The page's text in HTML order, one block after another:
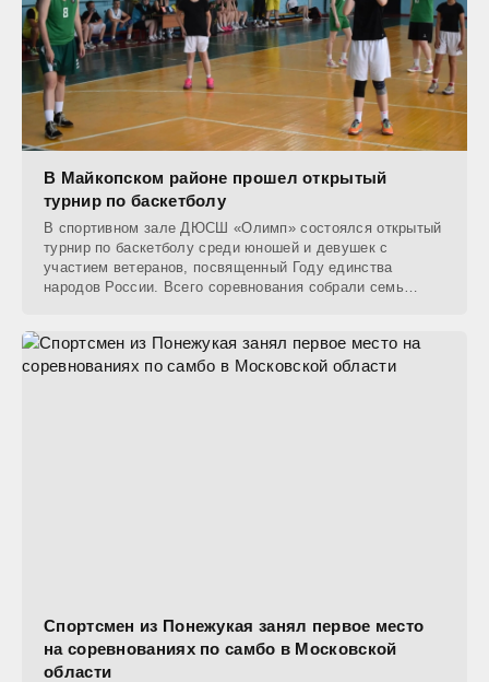
В Майкопском районе прошел открытый
турнир по баскетболу
В спортивном зале ДЮСШ «Олимп» состоялся открытый
турнир по баскетболу среди юношей и девушек с
участием ветеранов, посвященный Году единства
народов России. Всего соревнования собрали семь
Спортсмен из Понежукая занял первое место
на соревнованиях по самбо в Московской
области